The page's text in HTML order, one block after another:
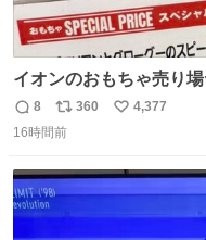
イオンのおもちゃ売り
返
信
8
リ
ポ
ト
360
い
4,377
16時間前